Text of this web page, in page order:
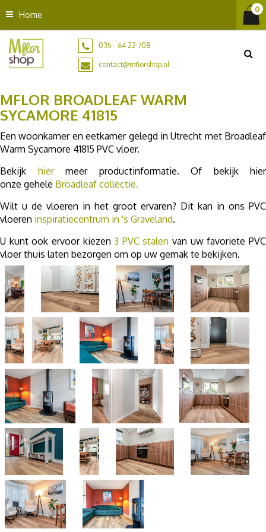
n
o
n
t
e
n
Home
035 - 64 22 708
contact@mflorshop.nl
MFLOR BROADLEAF WARM
SYCAMORE 41815
Een woonkamer en eetkamer gelegd in Utrecht met Broadleaf
Warm Sycamore 41815 PVC vloer.
Bekijk hiermeer productinformatie. Of bekijk hier
onze gehele Broadleaf collectie.
Wilt u de vloeren in het groot ervaren? Dit kan in ons PVC
vloeren inspiratiecentrum in 's Graveland.
U kunt ook ervoor kiezen 3 PVC stalen van uw favoriete PVC
vloer thuis laten bezorgen om op uw gemak te bekijken.